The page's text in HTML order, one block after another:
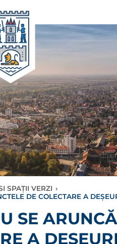
SPAŢII VERZI ›
DE COLECTARE A
SE
A